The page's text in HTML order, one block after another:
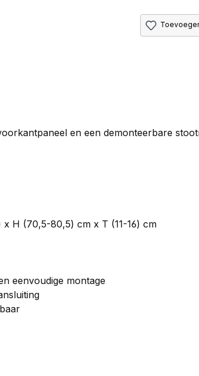
en een demonteerbare
H (70,5-80,5) cm x T (11-16) cm
eenvoudige montage